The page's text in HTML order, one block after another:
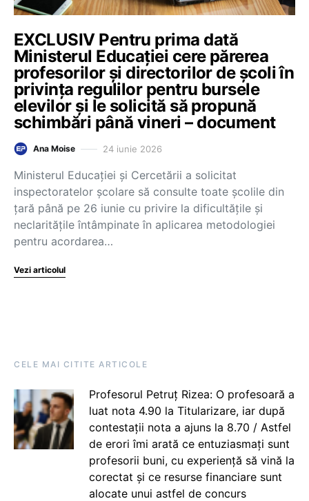
EXCLUSIV Pentru prima dată
Ministerul Educației cere părerea
profesorilor și directorilor de școli în
privința regulilor pentru bursele
elevilor și le solicită să propună
schimbări până vineri – document
Ana Moise 24 iunie 2026
Ministerul Educației și Cercetării a solicitat
inspectoratelor școlare să consulte toate școlile din
țară până pe 26 iunie cu privire la dificultățile și
neclaritățile întâmpinate în aplicarea metodologiei
pentru acordarea…
Vezi articolul
CELE MAI CITITE ARTICOLE
Profesorul Petruț Rizea: O profesoară a
luat nota 4.90 la Titularizare, iar după
contestații nota a ajuns la 8.70 / Astfel
de erori îmi arată ce entuziasmați sunt
profesorii buni, cu experiență să vină la
corectat și ce resurse financiare sunt
alocate unui astfel de concurs